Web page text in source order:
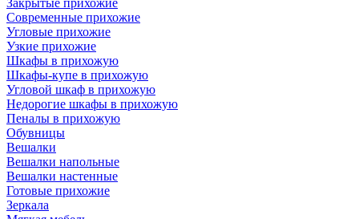
Закрытые прихожие
Современные прихожие
Угловые прихожие
Узкие прихожие
Шкафы в прихожую
Шкафы-купе в прихожую
Угловой шкаф в прихожую
Недорогие шкафы в прихожую
Пеналы в прихожую
Обувницы
Вешалки
Вешалки напольные
Вешалки настенные
Готовые прихожие
Зеркала